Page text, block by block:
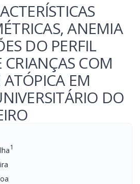
ANEMIA
DO PERFIL
CRIANÇAS COM
EM
DO
1